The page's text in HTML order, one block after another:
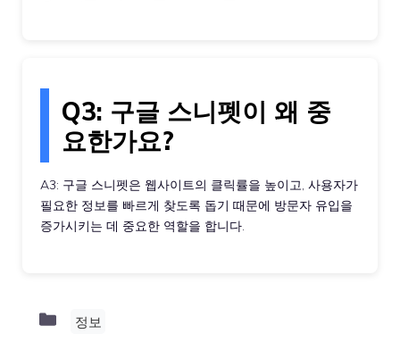
Q3: 구글 스니펫이 왜 중
요한가요?
A3: 구글 스니펫은 웹사이트의 클릭률을 높이고, 사용자가
필요한 정보를 빠르게 찾도록 돕기 때문에 방문자 유입을
증가시키는 데 중요한 역할을 합니다.
Categories
정보